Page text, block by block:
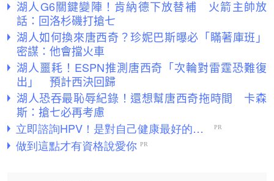
湖人G6關鍵變陣！肯納德下放替補 火箭主帥放
話：回洛杉磯打搶七
湖人如何換來唐西奇？珍妮巴斯曝必「瞞著庫班」
密謀：他會擋火車
湖人噩耗！ESPN推測唐西奇「次輪對雷霆恐難復
出」 預計西決回歸
湖人恐吞最恥辱紀錄！還想幫唐西奇拖時間 卡森
斯：搶七必再考慮